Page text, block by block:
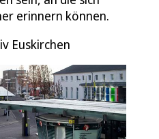
erinnern können.
Euskirchen